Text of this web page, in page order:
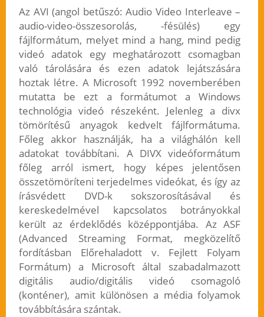
Az AVI (angol betűszó: Audio Video Interleave –
audio-video-összesorolás, -fésülés) egy
fájlformátum, melyet mind a hang, mind pedig
videó adatok egy meghatározott csomagban
való tárolására és ezen adatok lejátszására
hoztak létre. A Microsoft 1992 novemberében
mutatta be ezt a formátumot a Windows
technológia videó részeként. Jelenleg a divx
tömörítésű anyagok kedvelt fájlformátuma.
Főleg akkor használják, ha a világhálón kell
adatokat továbbítani. A DIVX videóformátum
főleg arról ismert, hogy képes jelentősen
összetömöríteni terjedelmes videókat, és így az
írásvédett DVD-k sokszorosításával és
kereskedelmével kapcsolatos botrányokkal
került az érdeklődés középpontjába. Az ASF
(Advanced Streaming Format, megközelítő
fordításban Előrehaladott v. Fejlett Folyam
Formátum) a Microsoft által szabadalmazott
digitális audio/digitális videó csomagoló
(konténer), amit különösen a média folyamok
továbbítására szántak.